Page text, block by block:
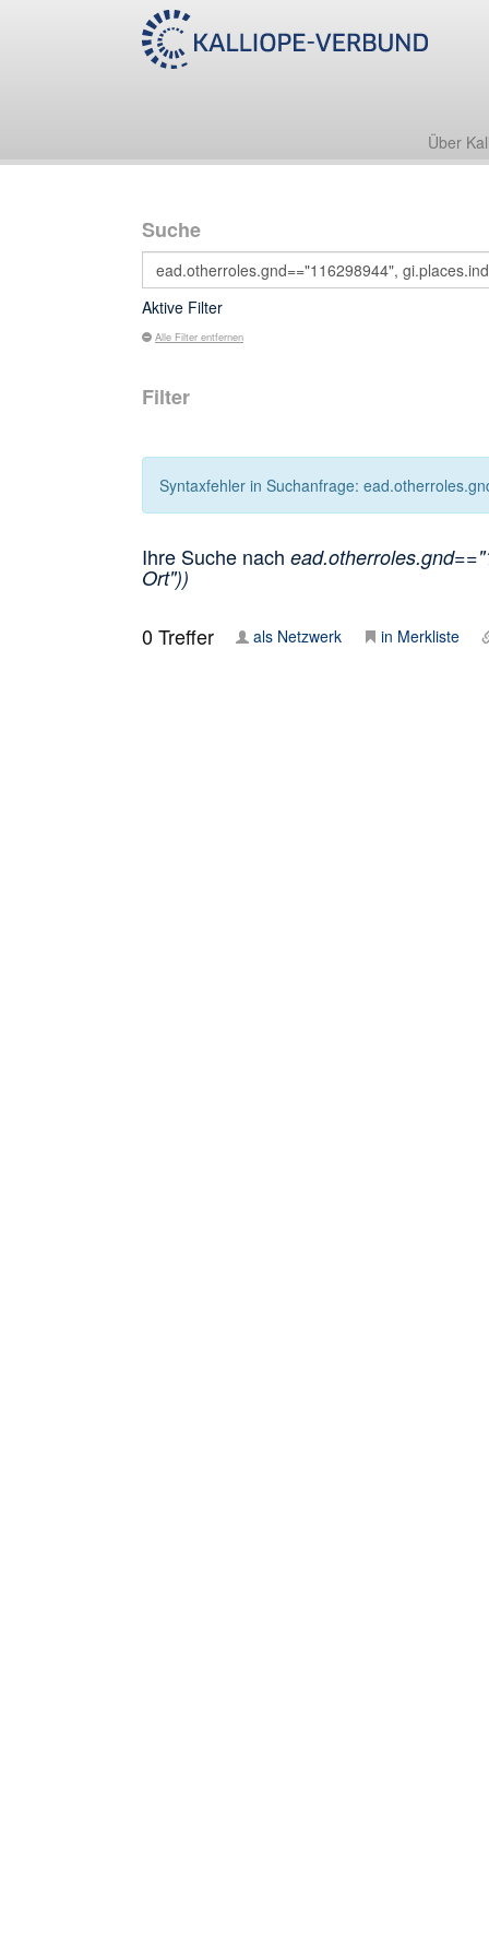
Über
Suche
Aktive Filter
Alle Filter entfernen
Filter
Syntaxfehler in Suchanfrage:
Ihre Suche nach
Ort"))
0Treffer als Netzwerk in Merkliste